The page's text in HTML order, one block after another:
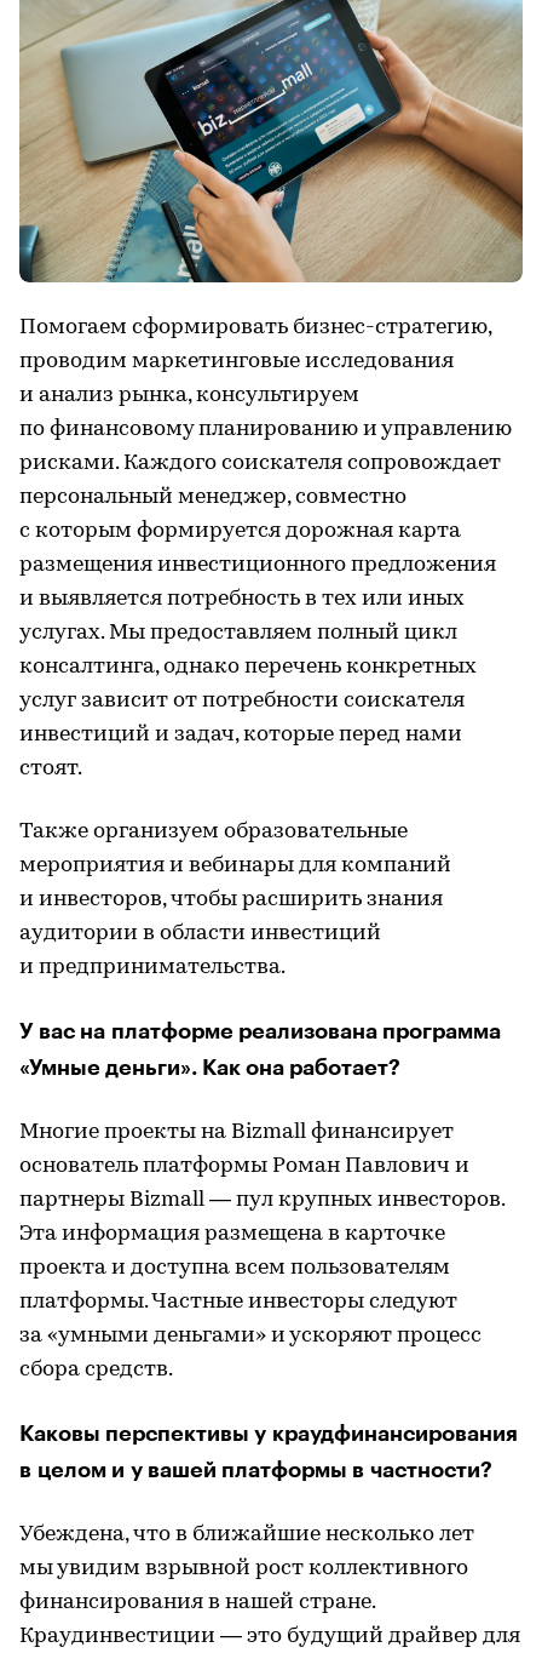
Помогаем сформировать бизнес-стратегию,
проводим маркетинговые исследования
и анализ рынка, консультируем
по финансовому планированию и управлению
рисками. Каждого соискателя сопровождает
персональный менеджер, совместно
с которым формируется дорожная карта
размещения инвестиционного предложения
и выявляется потребность в тех или иных
услугах. Мы предоставляем полный цикл
консалтинга, однако перечень конкретных
услуг зависит от потребности соискателя
инвестиций и задач, которые перед нами
стоят.
Также организуем образовательные
мероприятия и вебинары для компаний
и инвесторов, чтобы расширить знания
аудитории в области инвестиций
и предпринимательства.
У вас на платформе реализована программа
«Умные деньги». Как она работает?
Многие проекты на Bizmall финансирует
основатель платформы Роман Павлович и
партнеры Bizmall — пул крупных инвесторов.
Эта информация размещена в карточке
проекта и доступна всем пользователям
платформы. Частные инвесторы следуют
за «умными деньгами» и ускоряют процесс
сбора средств.
Каковы перспективы у краудфинансирования
в целом и у вашей платформы в частности?
Убеждена, что в ближайшие несколько лет
мы увидим взрывной рост коллективного
финансирования в нашей стране.
Краудинвестиции — это будущий драйвер для